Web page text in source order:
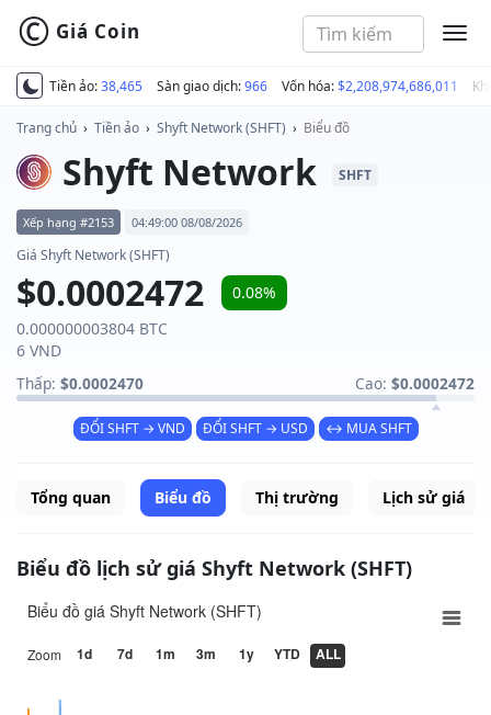
Tiền ảo:38,465 Sàn giao dịch:966 Vốn hóa:$2,208,974,686,011
© Giá Coin
Trang chủ › Tiền ảo › Shyft Network (SHFT) › Biểu đồ
Shyft Network SHFT
Xếp hạng #2153 04:49:00 08/08/2026
Giá Shyft Network (SHFT)
$0.0002472
0.08%
0.000000003804 BTC
6 VND
Thấp: $0.0002470 Cao: $0.0002472
ĐỔI SHFT → VND ĐỔI SHFT → USD ↔ MUA SHFT
Tổng quan Biểu đồ Thị trường Lịch sử giá
Biểu đồ lịch sử giá Shyft Network (SHFT)
Zoom 1d 7d 1m 3m 1y YTD ALL
Biểu đồ giá Shyft Network (SHFT)